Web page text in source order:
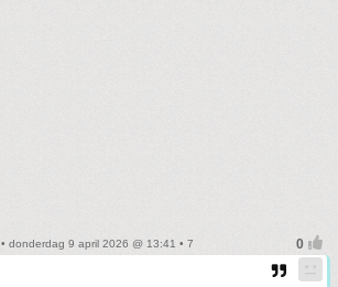
• donderdag 9 april 2026 @ 13:41 • 7